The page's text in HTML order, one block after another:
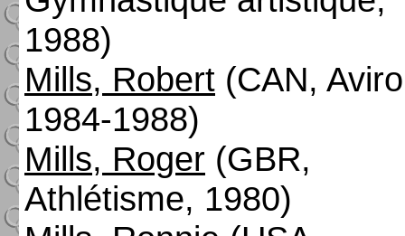
1988)
Mills, Robert (CAN,
1984-1988)
Mills, Roger (GBR,
Athlétisme, 1980)